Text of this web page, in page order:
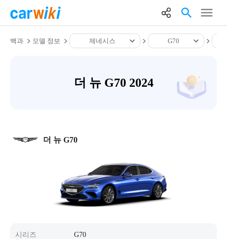
백과 모델 정보 제네시스 G70
더 뉴 G70 2024
더 뉴 G70
시리즈
G70